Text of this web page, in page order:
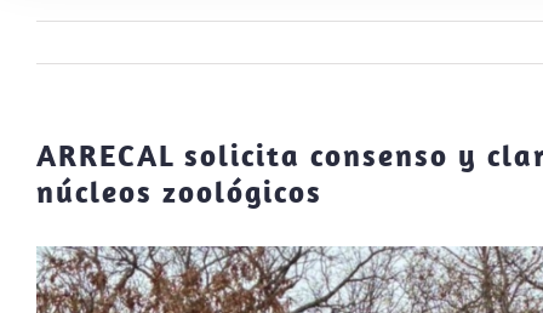
ARRECAL solicita consenso y
núcleos zoológicos
Ver
imagen